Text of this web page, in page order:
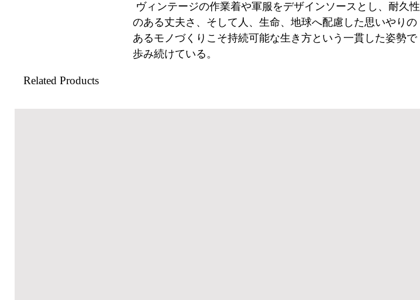
​ ヴィンテージの作業着や軍服をデザインソースとし、耐久性
のある丈夫さ、そして人、生命、地球へ配慮した思いやりの
あるモノづくりこそ持続可能な生き方という一貫した姿勢で
歩み続けている。
Related Products